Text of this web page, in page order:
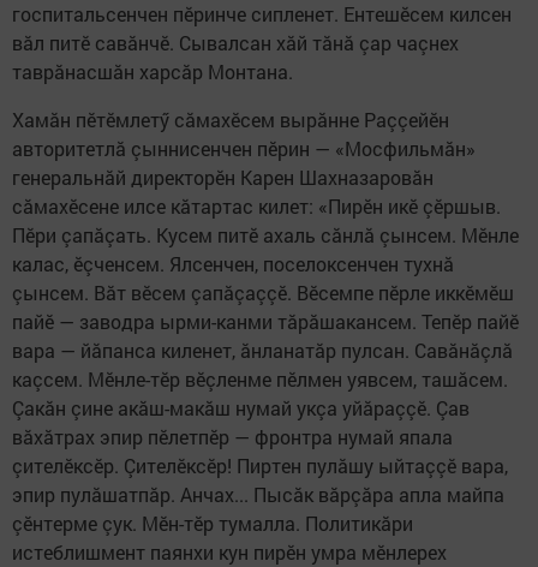
госпитальсенчен пӗринче сипленет. Ентешӗсем килсен
вăл питӗ савăнчӗ. Сывалсан хăй тăнă çар чаçнех
таврăнасшăн харсăр Монтана.
Хамăн пӗтӗмлетӳ сăмахӗсем вырăнне Раççейӗн
авторитетлă çыннисенчен пӗрин — «Мосфильмăн»
генеральнăй директорӗн Карен Шахназаровăн
сăмахӗсене илсе кăтартас килет: «Пирӗн икӗ çӗршыв.
Пӗри çапăçать. Кусем питӗ ахаль сăнлă çынсем. Мӗнле
калас, ӗçченсем. Ялсенчен, поселоксенчен тухнă
çынсем. Вăт вӗсем çапăçаççӗ. Вӗсемпе пӗрле иккӗмӗш
пайӗ — заводра ырми-канми тăрăшакансем. Тепӗр пайӗ
вара — йăпанса киленет, ăнланатăр пулсан. Савăнăçлă
каçсем. Мӗнле-тӗр вӗçленме пӗлмен уявсем, ташăсем.
Çакăн çине акăш-макăш нумай укçа уйăраççӗ. Çав
вăхăтрах эпир пӗлетпӗр — фронтра нумай япала
çителӗксӗр. Çителӗксӗр! Пиртен пулăшу ыйтаççӗ вара,
эпир пулăшатпăр. Анчах... Пысăк вăрçăра апла майпа
çӗнтерме çук. Мӗн-тӗр тумалла. Политикăри
истеблишмент паянхи кун пирӗн умра мӗнлерех